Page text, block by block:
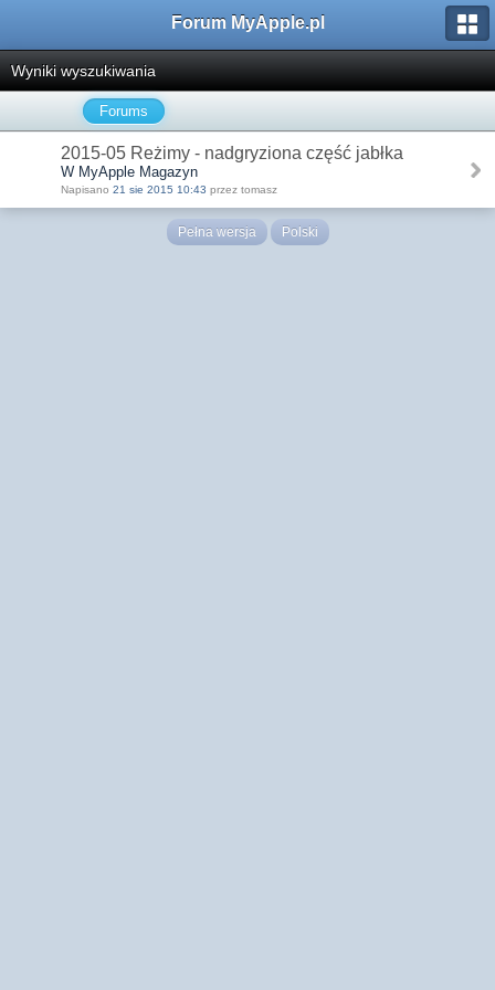
Forum MyApple.pl
Wyniki wyszukiwania
Forums
2015-05 Reżimy - nadgryziona część jabłka
W MyApple Magazyn
Napisano 21 sie 2015 10:43 przez tomasz
Pełna wersja Polski